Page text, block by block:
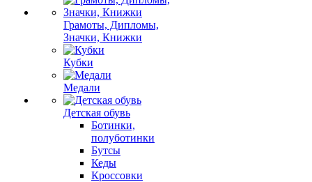
Грамоты, Дипломы,
Значки, Книжки
Кубки
Медали
Детская обувь
Ботинки,
полуботинки
Бутсы
Кеды
Кроссовки